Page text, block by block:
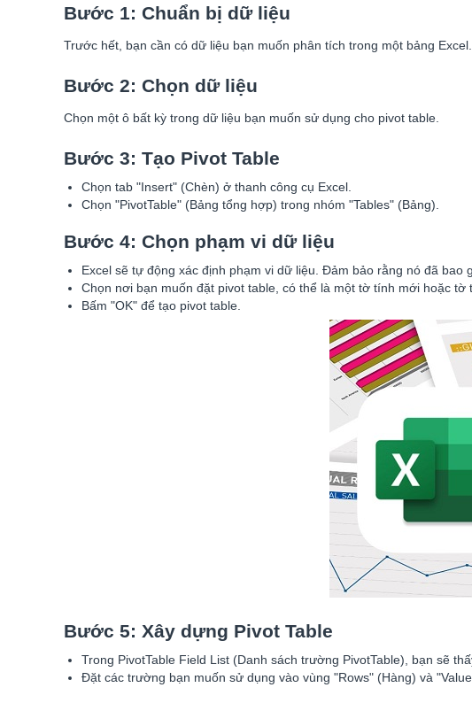
Bước 1: Chuẩn bị dữ liệu
Trước hết, bạn cần có dữ liệu bạn muốn phân tích trong một bảng
Bước 2: Chọn dữ liệu
Chọn một ô bất kỳ trong dữ liệu bạn muốn sử dụng cho pivot table.
Bước 3: Tạo Pivot Table
Chọn tab "Insert" (Chèn) ở thanh công cụ Excel.
Chọn "PivotTable" (Bảng tổng hợp) trong nhóm "Tables" (Bảng).
Bước 4: Chọn phạm vi dữ liệu
Excel sẽ tự động xác định phạm vi dữ liệu. Đảm bảo rằng nó đã
Chọn nơi bạn muốn đặt pivot table, có thể là một tờ tính mới hoặc tờ
Bấm "OK" để tạo pivot table.
Bước 5: Xây dựng Pivot Table
Trong PivotTable Field List (Danh sách trường PivotTable), bạn sẽ
Đặt các trường bạn muốn sử dụng vào vùng "Rows" (Hàng) và